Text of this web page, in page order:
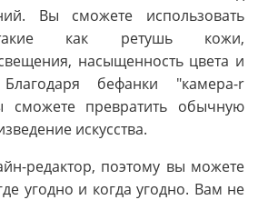
Вы сможете использовать
такие как ретушь кожи,
насыщенность цвета и
бефанки "камера-r
сможете превратить обычную
искусства.
редактор, поэтому вы можете
угодно и когда угодно. Вам не